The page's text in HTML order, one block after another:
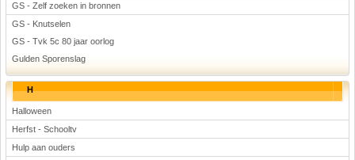
GS - Zelf zoeken in bronnen
GS - Knutselen
GS - Tvk 5c 80 jaar oorlog
Gulden Sporenslag
H
Halloween
Herfst - Schooltv
Hulp aan ouders